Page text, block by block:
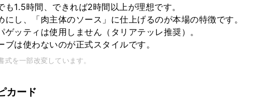
も1.5時間、できれば2時間以上が理想です。
にし、「肉主体のソース」に仕上げるのが本場の特徴です。
ゲッティは使用しません（タリアテッレ推奨）。
ブは使わないのが正式スタイルです。
を一部改変しています。
カード